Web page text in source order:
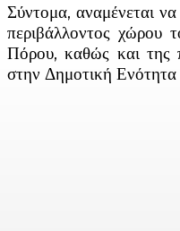
Σύντομα, αναμένεται
περιβάλλοντος χώρου
Πόρου, καθώς και της
στην Δημοτική